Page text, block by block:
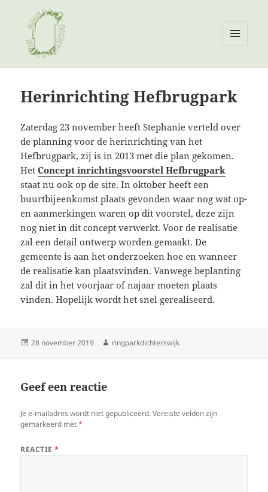
WIDGETS
Herinrichting Hefbrugpark
Zaterdag 23 november heeft Stephanie verteld over
de planning voor de herinrichting van het
Hefbrugpark, zij is in 2013 met die plan gekomen.
HetConcept inrichtingsvoorstel Hefbrugpark
staat nu ook op de site. In oktober heeft een
buurtbijeenkomst plaats gevonden waar nog wat op-
en aanmerkingen waren op dit voorstel, deze zijn
nog niet in dit concept verwerkt. Voor de realisatie
zal een detail ontwerp worden gemaakt. De
gemeente is aan het onderzoeken hoe en wanneer
de realisatie kan plaatsvinden. Vanwege beplanting
zal dit in het voorjaar of najaar moeten plaats
vinden. Hopelijk wordt het snel gerealiseerd.
Geplaatst
28 november 2019 Auteur
ringparkdichterswijk
Geef een reactie
Je e-mailadres wordt niet gepubliceerd. Vereiste velden zijn
gemarkeerd met*
REACTIE*